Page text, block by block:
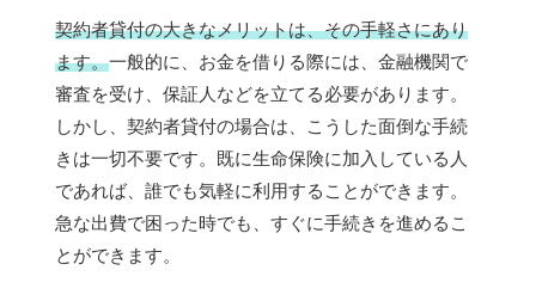
契約者貸付の大きなメリットは、その手軽さにあり
ます。一般的に、お金を借りる際には、金融機関で
審査を受け、保証人などを立てる必要があります。
しかし、契約者貸付の場合は、こうした面倒な手続
きは一切不要です。既に生命保険に加入している人
であれば、誰でも気軽に利用することができます。
急な出費で困った時でも、すぐに手続きを進めるこ
とができます。